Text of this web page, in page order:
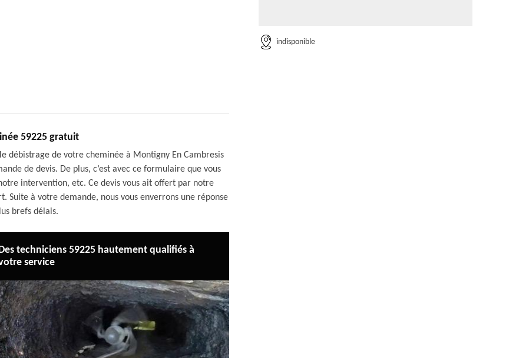
59225 gratuit
débistrage de votre cheminée à Montigny En Cambresis
de devis. De plus, c’est avec ce formulaire que vous
intervention, etc. Ce devis vous ait offert par notre
Suite à votre demande, nous vous enverrons une réponse
brefs délais.
techniciens 59225 hautement qualifiés à
service
indisponible